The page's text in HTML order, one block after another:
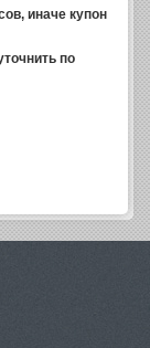
иначе купон
по